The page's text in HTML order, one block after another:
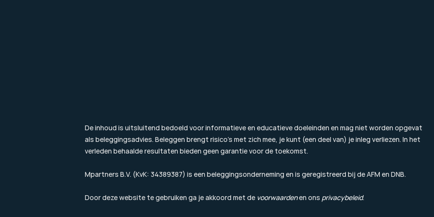
De inhoud is uitsluitend bedoeld voor informatieve en educatieve doeleinden en mag niet worden opgevat
als beleggingsadvies. Beleggen brengt risico’s met zich mee, je kunt (een deel van) je inleg verliezen. In het
verleden behaalde resultaten bieden geen garantie voor de toekomst.
Mpartners B.V. (KvK: 34389387) is een beleggingsonderneming en is geregistreerd bij de AFM en DNB.
Door deze website te gebruiken ga je akkoord met de voorwaarden en ons privacybeleid.